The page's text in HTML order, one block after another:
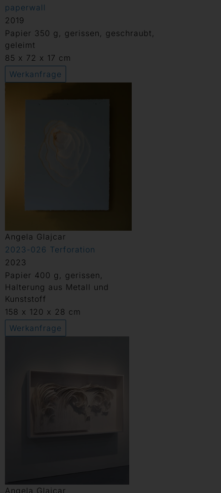
paperwall
2019
Papier 350 g, gerissen, geschraubt,
geleimt
85 x 72 x 17 cm
Werkanfrage
Angela Glajcar
2023-026 Terforation
2023
Papier 400 g, gerissen,
Halterung aus Metall und
Kunststoff
158 x 120 x 28 cm
Werkanfrage
Angela Glajcar